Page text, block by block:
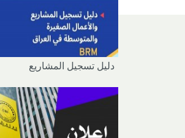
دليل تسجيل المشاريع